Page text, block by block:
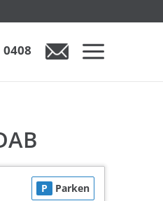
0408
P Parken